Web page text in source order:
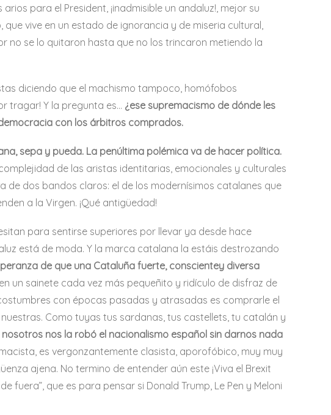
para el President, ¡inadmisible un andaluz!, mejor su
vive en un estado de ignorancia y de miseria cultural,
no se lo quitaron hasta que no los trincaron metiendo la
diciendo que el machismo tampoco, homófobos
tragar! Y la pregunta es… ¿ese supremacismo de dónde les
con los árbitros comprados.
sepa y pueda. La penúltima polémica va de hacer política.
de las aristas identitarias, emocionales y culturales
dos bandos claros: el de los modernísimos catalanes que
a la Virgen. ¡Qué antigüedad!
para sentirse superiores por llevar ya desde hace
está de moda. Y la marca catalana la estáis destrozando
de que una Cataluña fuerte, conscientey diversa
un sainete cada vez más pequeñito y ridículo de disfraz de
con épocas pasadas y atrasadas es comprarle el
Como tuyas tus sardanas, tus castellets, tu catalán y
nos la robó el nacionalismo español sin darnos nada
es vergonzantemente clasista, aporofóbico, muy muy
ajena. No termino de entender aún este ¡Viva el Brexit
fuera”, que es para pensar si Donald Trump, Le Pen y Meloni